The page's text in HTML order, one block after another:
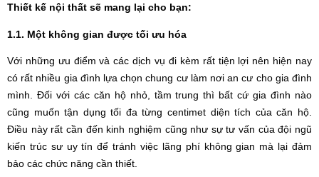
Thiết kế nội thất sẽ mang lại cho bạn:
1.1. Một không gian được tối ưu hóa
Với những ưu điểm và các dịch vụ đi kèm rất tiện lợi nên hiện nay
có rất nhiều gia đình lựa chọn chung cư làm nơi an cư cho gia đình
mình. Đối với các căn hộ nhỏ, tầm trung thì bất cứ gia đình nào
cũng muốn tận dụng tối đa từng centimet diện tích của căn hộ.
Điều này rất cần đến kinh nghiệm cũng như sự tư vấn của đội ngũ
kiến trúc sư uy tín để tránh việc lãng phí không gian mà lại đảm
bảo các chức năng cần thiết.